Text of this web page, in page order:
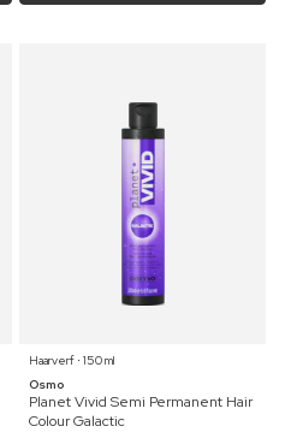
Haarverf ⋅ 150 ml
Osmo
Planet Vivid Semi Permanent Hair
Colour Galactic